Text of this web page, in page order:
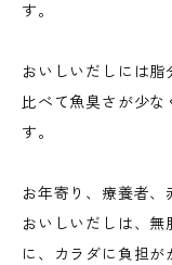
す。
おいしいだしには
比べて魚臭さが少
す。
お年寄り、療養者、
おいしいだしは、
に、カラダに負担